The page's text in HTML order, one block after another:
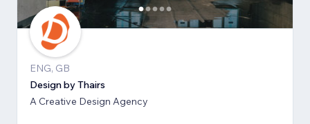
ENG, GB
Design by Thairs
A Creative Design Agency